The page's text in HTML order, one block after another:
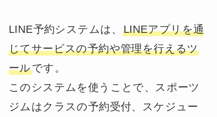
LINE予約システムは、 LINEアプリを通
じてサービスの予約や管理を行えるツ
ールです。
このシステムを使うことで、スポーツ
ジムはクラスの予約受付、スケジュー